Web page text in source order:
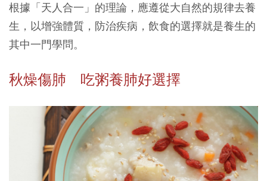
根據「天人合一」的理論，應遵從大自然的規律去養
生，以增強體質，防治疾病，飲食的選擇就是養生的
其中一門學問。
秋燥傷肺 吃粥養肺好選擇